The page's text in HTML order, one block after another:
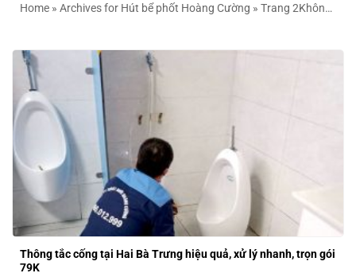
Home » Archives for Hút bể phốt Hoàng Cường » Trang 2Không
Thông tắc cống tại Hai Bà Trưng hiệu quả, xử lý nhanh, trọn gói
79K